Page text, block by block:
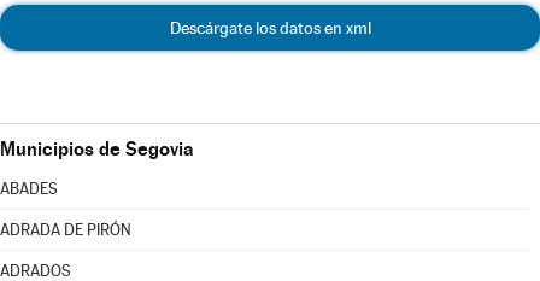
Descárgate los datos en xml
Municipios de Segovia
ABADES
ADRADA DE PIRÓN
ADRADOS